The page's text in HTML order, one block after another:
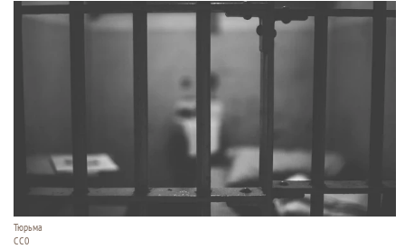
Тюрьма
СС0